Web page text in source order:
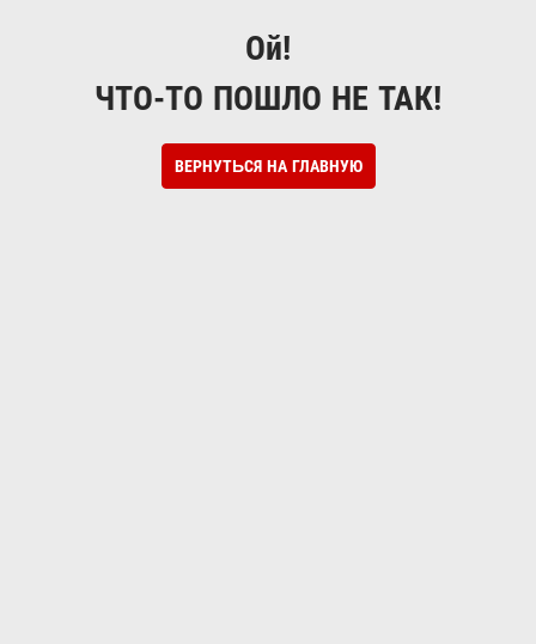
Ой!
ЧТО-ТО ПОШЛО НЕ ТАК!
ВЕРНУТЬСЯ НА ГЛАВНУЮ